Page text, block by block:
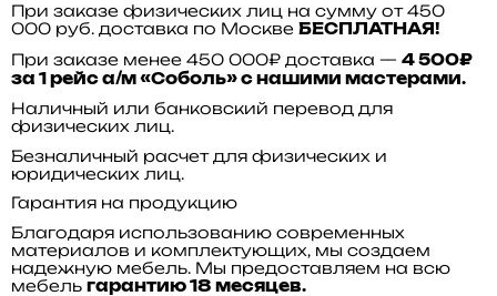
При заказе физических лиц на сумму от 450
000 руб. доставка по Москве БЕСПЛАТНАЯ!
При заказе менее 450 000₽ доставка — 4 500₽
за 1 рейс а/м «Соболь» с нашими мастерами.
Наличный или банковский перевод для
физических лиц.
Безналичный расчет для физических и
юридических лиц.
Гарантия на продукцию
Благодаря использованию современных
материалов и комплектующих, мы создаем
надежную мебель. Мы предоставляем на всю
мебель гарантию 18 месяцев.